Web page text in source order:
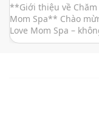
**Giới thiệu về Chăm
Mom Spa** Chào
Love Mom Spa –
hoàn hảo dành riêng